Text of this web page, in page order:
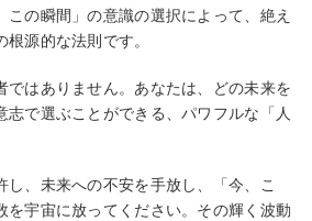
この瞬間」の意識の選択によって、絶え
源的な法則です。
ではありません。あなたは、どの未来を
志で選ぶことができる、パワフルな「人
し、未来への不安を手放し、「今、こ
を宇宙に放ってください。その輝く波動